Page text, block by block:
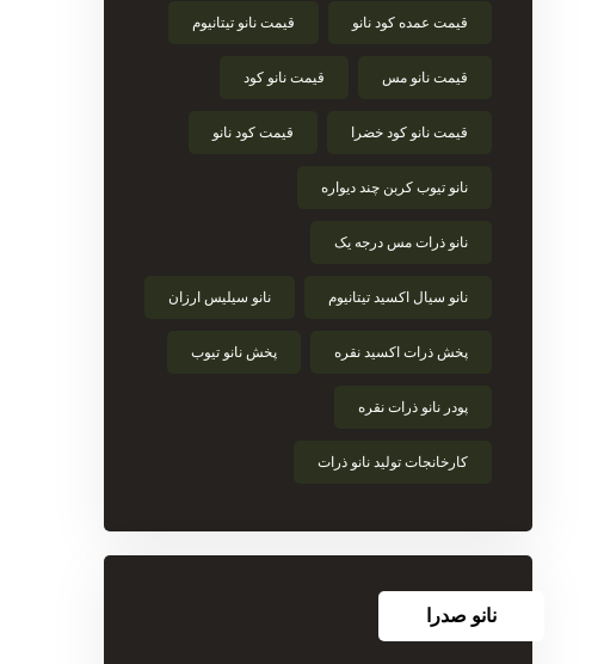
قیمت عمده کود نانو قیمت نانو تیتانیوم
قیمت نانو مس قیمت نانو کود
قیمت نانو کود خضرا قیمت کود نانو
نانو تیوب کربن چند دیواره
نانو ذرات مس درجه یک
نانو سیال اکسید تیتانیوم نانو سیلیس ارزان
پخش ذرات اکسید نقره پخش نانو تیوب
پودر نانو ذرات نقره
کارخانجات تولید نانو ذرات
نانو صدرا